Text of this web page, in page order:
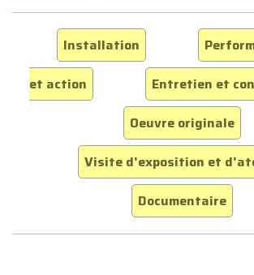
Installation
et action
Entretien et
Oeuvre originale
Visite d'exposition et
Documentaire